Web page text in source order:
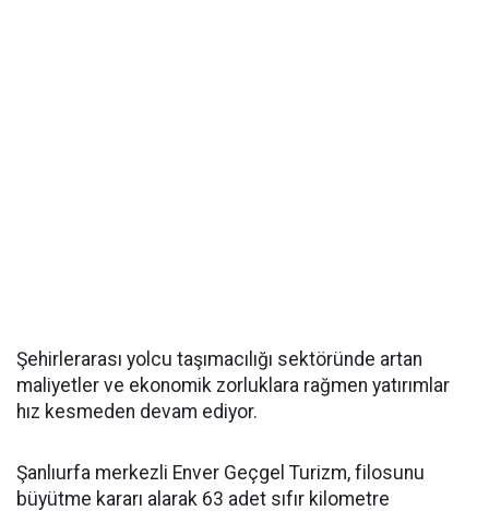
Şehirlerarası yolcu taşımacılığı sektöründe artan
maliyetler ve ekonomik zorluklara rağmen yatırımlar
hız kesmeden devam ediyor.
Şanlıurfa merkezli Enver Geçgel Turizm, filosunu
büyütme kararı alarak 63 adet sıfır kilometre